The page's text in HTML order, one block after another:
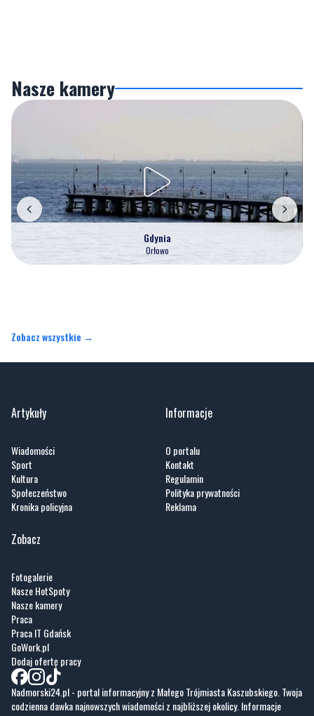
Nasze kamery
Gdynia
Orłowo
Zobacz wszystkie →
Artykuły
Wiadomości
Sport
Kultura
Społeczeństwo
Kronika policyjna
Informacje
O portalu
Kontakt
Regulamin
Polityka prywatności
Reklama
Zobacz
Fotogalerie
Nasze HotSpoty
Nasze kamery
Praca
Praca IT Gdańsk
GoWork.pl
Dodaj ofertę pracy
Nadmorski24.pl - portal informacyjny z Małego Trójmiasta Kaszubskiego. Twoja
codzienna dawka najnowszych wiadomości z najbliższej okolicy. Informacje